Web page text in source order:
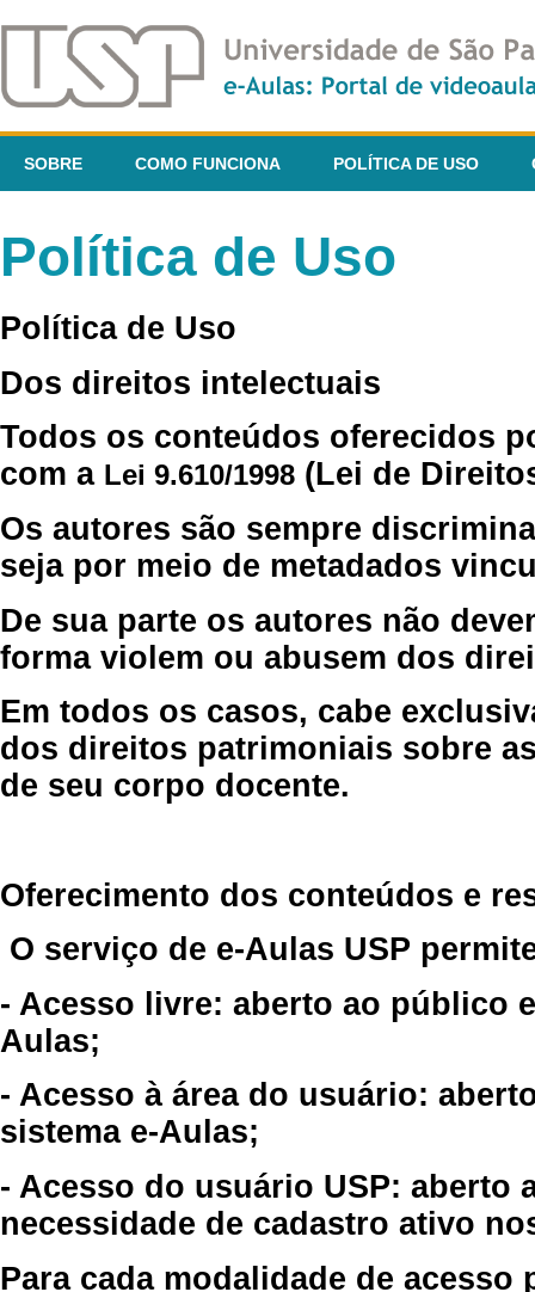
SOBRE COMO FUNCIONA POLÍTICA DE USO
Política de Uso
Política de Uso
Dos direitos intelectuais
Todos os conteúdos oferecidos
com a Lei 9.610/1998 (Lei de
Os autores são sempre
seja por meio de metadados
De sua parte os autores não
forma violem ou abusem dos
Em todos os casos, cabe
dos direitos patrimoniais sobre
de seu corpo docente.
Oferecimento dos conteúdos e
O serviço de e-Aulas USP
- Acesso livre: aberto ao público
Aulas;
- Acesso à área do usuário:
sistema e-Aulas;
- Acesso do usuário USP: aberto
necessidade de cadastro ativo
Para cada modalidade de